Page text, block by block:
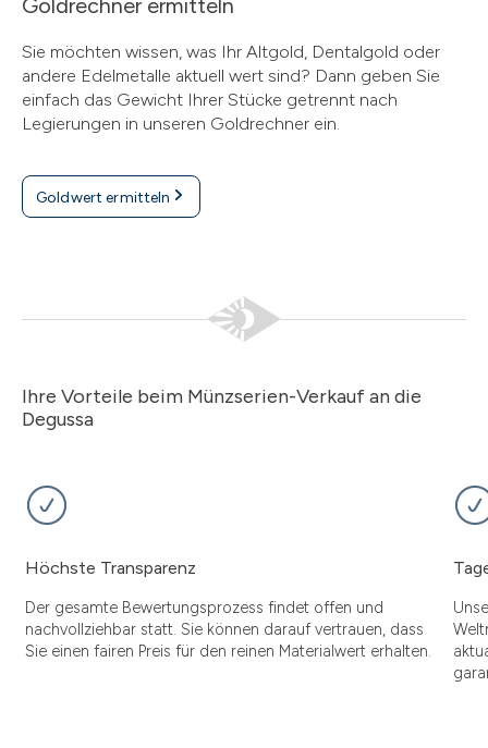
Goldrechner ermitteln
Sie möchten wissen, was Ihr Altgold, Dentalgold oder
andere Edelmetalle aktuell wert sind? Dann geben Sie
einfach das Gewicht Ihrer Stücke getrennt nach
Legierungen in unseren Goldrechner ein.
Goldwert ermitteln
Ihre Vorteile beim Münzserien-Verkauf an die
Degussa
Höchste Transparenz
Der gesamte Bewertungsprozess findet offen und
nachvollziehbar statt. Sie können darauf vertrauen, dass
Sie einen fairen Preis für den reinen Materialwert erhalten.